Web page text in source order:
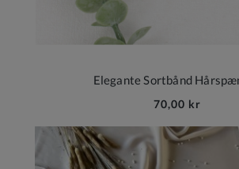
Elegante Sortbånd
70,00 kr